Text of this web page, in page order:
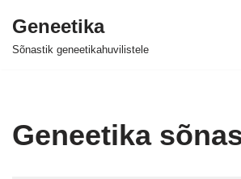
Skip
Geneetika
Sõnastik geneetikahuvilistele
Geneetika